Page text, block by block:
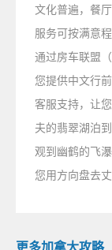
文化普遍，餐
服务可按满意
通过房车联盟
您提供中文行
客服支持，让
夫的翡翠湖泊
观到幽鹤的飞
您用方向盘去丈